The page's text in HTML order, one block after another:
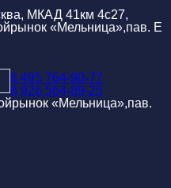
МКАД 41км 4с27,
«Мельница»,пав. Е
8 495 764-90-77
8 926 564-89-25
«Мельница»,пав.